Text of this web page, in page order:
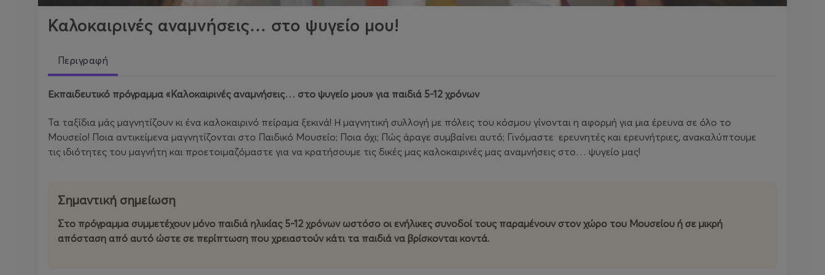
Καλοκαιρινές αναμνήσεις… στο ψυγείο μου!
Περιγραφή
Εκπαιδευτικό πρόγραμμα «Καλοκαιρινές αναμνήσεις… στο ψυγείο μου» για παιδιά 5-12 χρόνων
Τα ταξίδια μάς μαγνητίζουν κι ένα καλοκαιρινό πείραμα ξεκινά! Η μαγνητική συλλογή με πόλεις του κόσμου γίνονται η αφορμή για μια έρευνα σε όλο το
Μουσείο! Ποια αντικείμενα μαγνητίζονται στο Παιδικό Μουσείο; Ποια όχι; Πώς άραγε συμβαίνει αυτό; Γινόμαστε ερευνητές και ερευνήτριες, ανακαλύπτουμε
τις ιδιότητες του μαγνήτη και προετοιμαζόμαστε για να κρατήσουμε τις δικές μας καλοκαιρινές μας αναμνήσεις στο… ψυγείο μας!
Σημαντική σημείωση
Στo πρόγραμμα συμμετέχουν μόνο παιδιά ηλικίας 5-12 χρόνων ωστόσο οι ενήλικες συνοδοί τους παραμένουν στον χώρο του Μουσείου ή σε μικρή
απόσταση από αυτό ώστε σε περίπτωση που χρειαστούν κάτι τα παιδιά να βρίσκονται κοντά.